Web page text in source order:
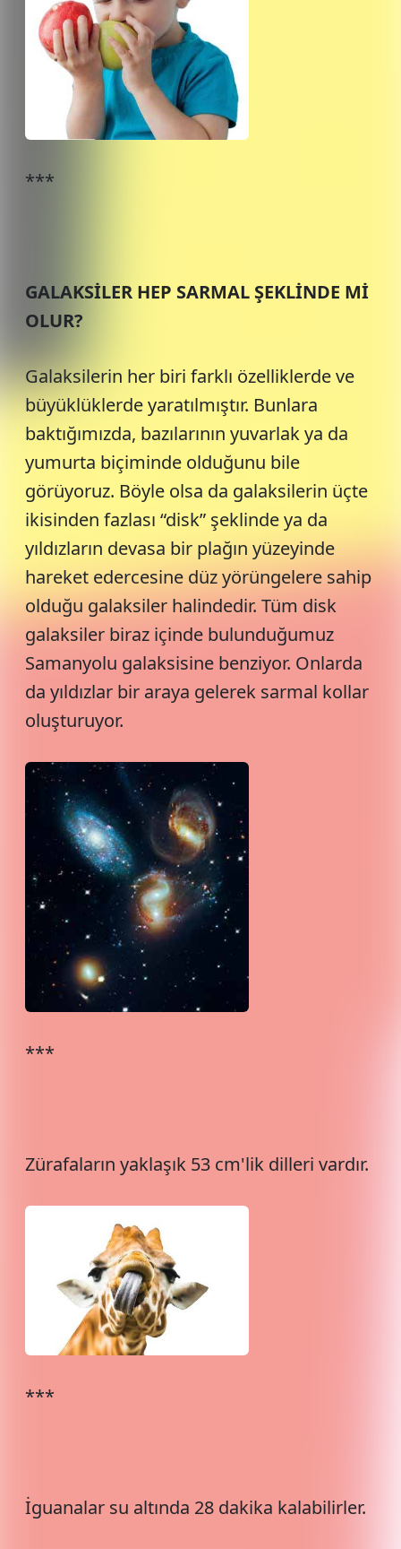
***
GALAKSİLER HEP SARMAL ŞEKLİNDE Mİ
OLUR?
Galaksilerin her biri farklı özelliklerde ve
büyüklüklerde yaratılmıştır. Bunlara
baktığımızda, bazılarının yuvarlak ya da
yumurta biçiminde olduğunu bile
görüyoruz. Böyle olsa da galaksilerin üçte
ikisinden fazlası “disk” şeklinde ya da
yıldızların devasa bir plağın yüzeyinde
hareket edercesine düz yörüngelere sahip
olduğu galaksiler halindedir. Tüm disk
galaksiler biraz içinde bulunduğumuz
Samanyolu galaksisine benziyor. Onlarda
da yıldızlar bir araya gelerek sarmal kollar
oluşturuyor.
***
Zürafaların yaklaşık 53 cm'lik dilleri vardır.
***
İguanalar su altında 28 dakika kalabilirler.